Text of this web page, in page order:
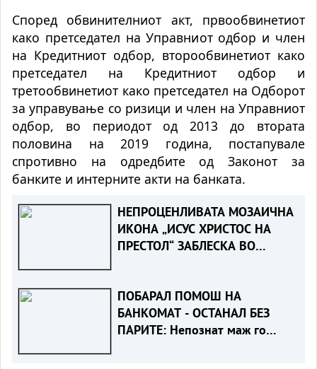
Според обвинителниот акт, првообвинетиот
како претседател на Управниот одбор и член
на Кредитниот одбор, второобвинетиот како
претседател на Кредитниот одбор и
третообвинетиот како претседател на Одборот
за управување со ризици и член на Управниот
одбор, во периодот од 2013 до втората
половина на 2019 година, постапувале
спротивно на одредбите од Законот за
банките и интерните акти на банката.
НЕПРОЦЕНЛИВАТА МОЗАИЧНА
ИКОНА „ИСУС ХРИСТОС НА
ПРЕСТОЛ“ ЗАБЛЕСКА ВО
ПОБАРАЛ ПОМОШ НА
БАНКОМАТ - ОСТАНАЛ БЕЗ
ПАРИТЕ: Непознат маж го